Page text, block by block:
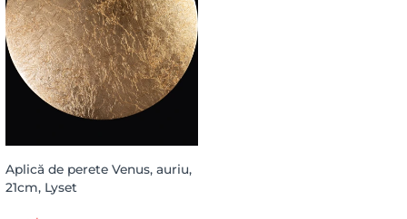
Aplică de perete Venus, auriu,
21cm, Lyset